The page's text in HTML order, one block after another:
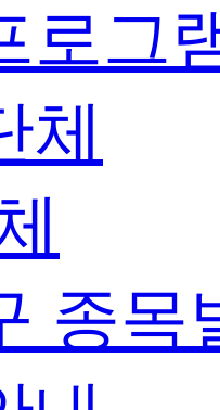
로그
체
종목